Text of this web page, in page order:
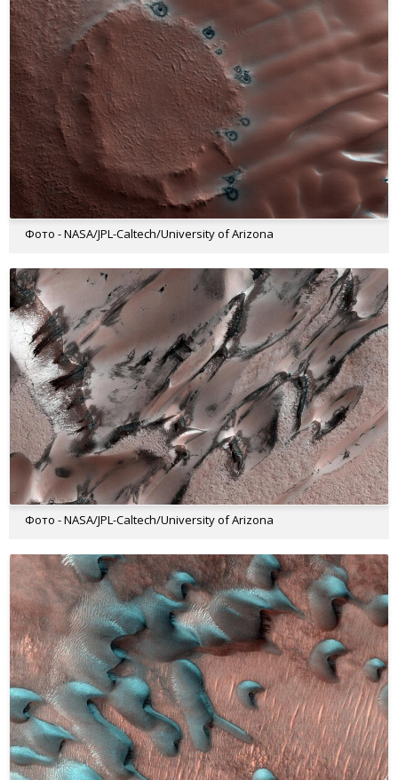
Фото - NASA/JPL-Caltech/University of Arizona
Фото - NASA/JPL-Caltech/University of Arizona